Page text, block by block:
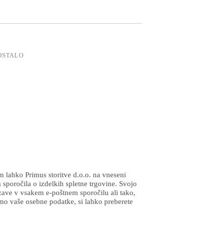
lahko Primus storitve d.o.o. na vneseni
o izdelkih spletne trgovine. Svojo
v vsakem e-poštnem sporočilu ali tako,
vaše osebne podatke, si lahko preberete